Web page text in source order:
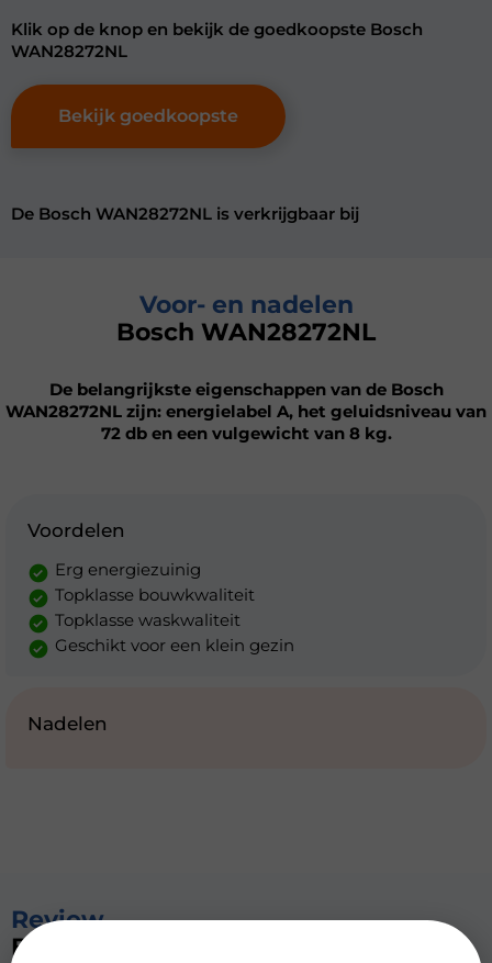
Klik op de knop en bekijk de goedkoopste Bosch
WAN28272NL
Bekijk goedkoopste
De Bosch WAN28272NL is verkrijgbaar bij
Voor- en nadelen
Bosch WAN28272NL
De belangrijkste eigenschappen van de Bosch
WAN28272NL zijn: energielabel A, het geluidsniveau van
72 db en een vulgewicht van 8 kg.
Voordelen
Erg energiezuinig
Topklasse bouwkwaliteit
Topklasse waskwaliteit
Geschikt voor een klein gezin
Nadelen
Review
Bosch WAN28272NL